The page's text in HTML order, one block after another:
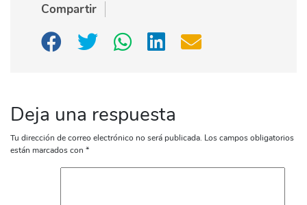
Compartir
Deja una respuesta
Tu dirección de correo electrónico no será publicada. Los campos obligatorios
están marcados con *